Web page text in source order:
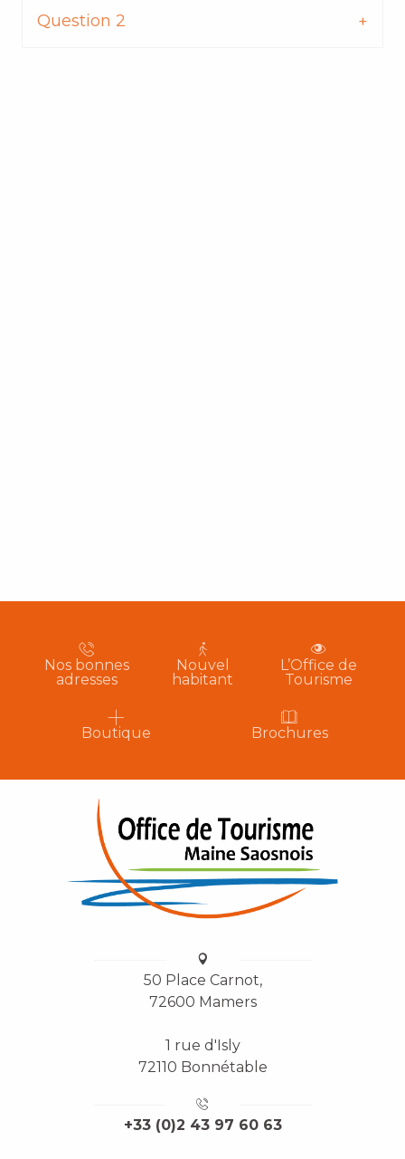
Question 2
Nos bonnes
adresses
Nouvel
habitant
L’Office de
Tourisme
Boutique Brochures
50 Place Carnot,
72600 Mamers
1 rue d'Isly
72110 Bonnétable
+33 (0)2 43 97 60 63